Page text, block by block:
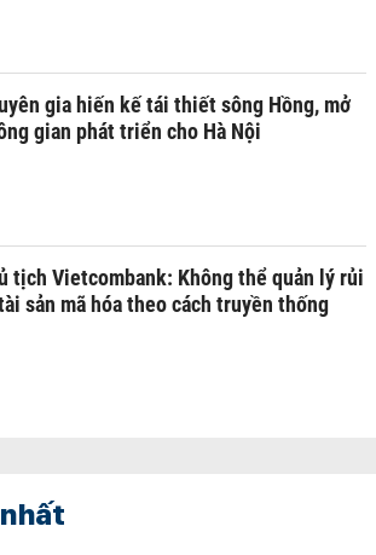
gia hiến kế tái thiết sông Hồng, mở
gian phát triển cho Hà Nội
tịch Vietcombank: Không thể quản lý rủi
sản mã hóa theo cách truyền thống